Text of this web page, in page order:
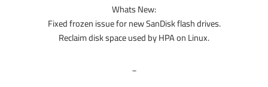
Whats New:
Fixed frozen issue for new SanDisk flash drives.
Reclaim disk space used by HPA on Linux.
_